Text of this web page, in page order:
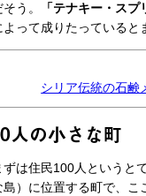
う。
「テナキー・ス
って成りたっていると
シリア伝統の石鹸
人の小さな町
は住民100人というと
）に位置する町で、